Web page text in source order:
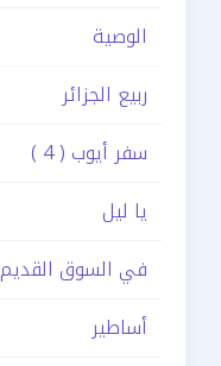
الوصية
ربيع الجزائر
سفر أيوب ( 4 )
يا ليل
في السوق القديم
أساطير